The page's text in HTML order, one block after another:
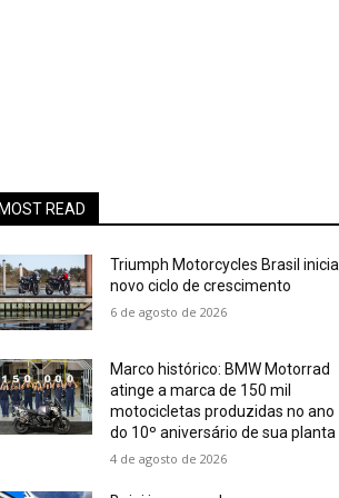
MOST READ
Triumph Motorcycles Brasil inicia
novo ciclo de crescimento
6 de agosto de 2026
Marco histórico: BMW Motorrad
atinge a marca de 150 mil
motocicletas produzidas no ano
do 10º aniversário de sua planta
4 de agosto de 2026